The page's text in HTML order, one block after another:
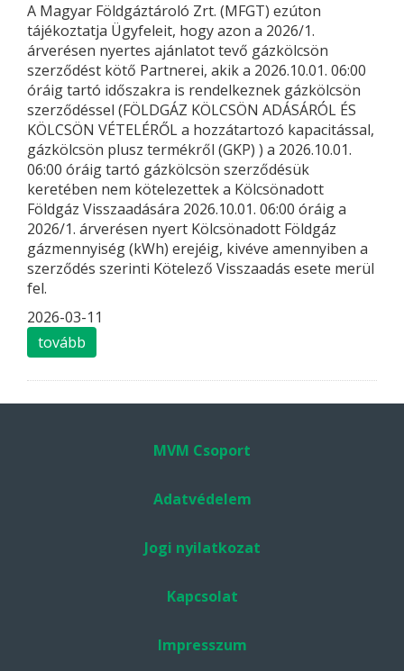
A Magyar Földgáztároló Zrt. (MFGT) ezúton
tájékoztatja Ügyfeleit, hogy azon a 2026/1.
árverésen nyertes ajánlatot tevő gázkölcsön
szerződést kötő Partnerei, akik a 2026.10.01. 06:00
óráig tartó időszakra is rendelkeznek gázkölcsön
szerződéssel (FÖLDGÁZ KÖLCSÖN ADÁSÁRÓL ÉS
KÖLCSÖN VÉTELÉRŐL a hozzátartozó kapacitással,
gázkölcsön plusz termékről (GKP) ) a 2026.10.01.
06:00 óráig tartó gázkölcsön szerződésük
keretében nem kötelezettek a Kölcsönadott
Földgáz Visszaadására 2026.10.01. 06:00 óráig a
2026/1. árverésen nyert Kölcsönadott Földgáz
gázmennyiség (kWh) erejéig, kivéve amennyiben a
szerződés szerinti Kötelező Visszaadás esete merül
fel.
2026-03-11
tovább
MVM Csoport
Adatvédelem
Jogi nyilatkozat
Kapcsolat
Impresszum